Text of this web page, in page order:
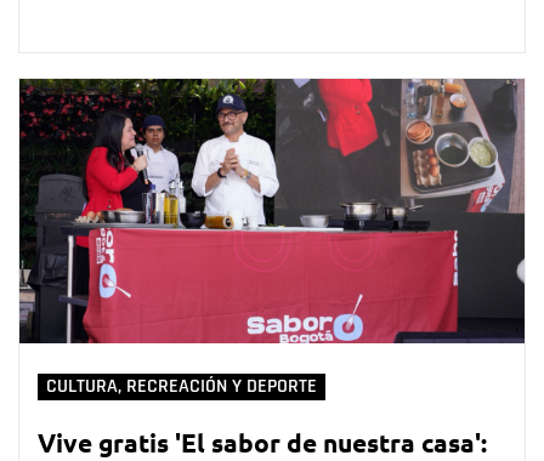
CULTURA, RECREACIÓN Y DEPORTE
Vive gratis 'El sabor de nuestra casa':